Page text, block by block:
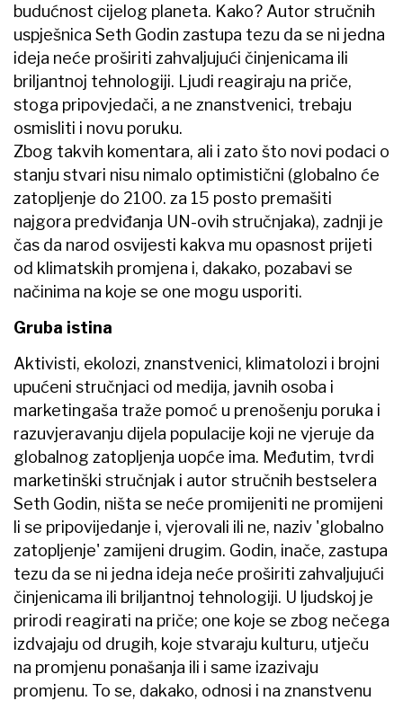
budućnost cijelog planeta. Kako? Autor stručnih
uspješnica Seth Godin zastupa tezu da se ni jedna
ideja neće proširiti zahvaljujući činjenicama ili
briljantnoj tehnologiji. Ljudi reagiraju na priče,
stoga pripovjedači, a ne znanstvenici, trebaju
osmisliti i novu poruku.
Zbog takvih komentara, ali i zato što novi podaci o
stanju stvari nisu nimalo optimistični (globalno će
zatopljenje do 2100. za 15 posto premašiti
najgora predviđanja UN-ovih stručnjaka), zadnji je
čas da narod osvijesti kakva mu opasnost prijeti
od klimatskih promjena i, dakako, pozabavi se
načinima na koje se one mogu usporiti.
Gruba istina
Aktivisti, ekolozi, znanstvenici, klimatolozi i brojni
upućeni stručnjaci od medija, javnih osoba i
marketingaša traže pomoć u prenošenju poruka i
razuvjeravanju dijela populacije koji ne vjeruje da
globalnog zatopljenja uopće ima. Međutim, tvrdi
marketinški stručnjak i autor stručnih bestselera
Seth Godin, ništa se neće promijeniti ne promijeni
li se pripovijedanje i, vjerovali ili ne, naziv 'globalno
zatopljenje' zamijeni drugim. Godin, inače, zastupa
tezu da se ni jedna ideja neće proširiti zahvaljujući
činjenicama ili briljantnoj tehnologiji. U ljudskoj je
prirodi reagirati na priče; one koje se zbog nečega
izdvajaju od drugih, koje stvaraju kulturu, utječu
na promjenu ponašanja ili i same izazivaju
promjenu. To se, dakako, odnosi i na znanstvenu